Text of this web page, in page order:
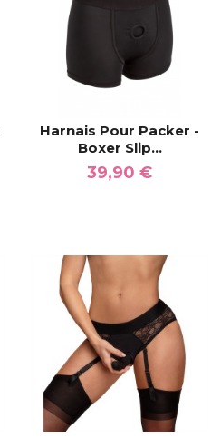
Harnais Pour Packer -
Boxer Slip...
39,90 €